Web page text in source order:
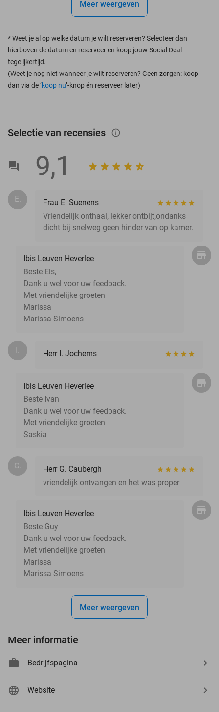
Meer weergeven
*Weet je al op welke datum je wilt reserveren? Selecteer dan
hierboven de datum en reserveer en koop jouw Social Deal
tegelijkertijd.
(Weet je nog niet wanneer je wilt reserveren? Geen zorgen: koop
dan via de ‘koop nu’-knop én reserveer later)
Selectie van recensies info_outlined
9,1
E.
Frau E. Suenens
Vriendelijk onthaal, lekker ontbijt,ondanks
dicht bij snelweg geen hinder van op kamer.
Ibis Leuven Heverlee
Beste Els,
Dank u wel voor uw feedback.
Met vriendelijke groeten
Marissa
Marissa Simoens
I. Herr I. Jochems
Ibis Leuven Heverlee
Beste Ivan
Dank u wel voor uw feedback.
Met vriendelijke groeten
Saskia
G.
Herr G. Caubergh
vriendelijk ontvangen en het was proper
Ibis Leuven Heverlee
Beste Guy
Dank u wel voor uw feedback.
Met vriendelijke groeten
Marissa
Marissa Simoens
Meer weergeven
Meer informatie
Bedrijfspagina
Website